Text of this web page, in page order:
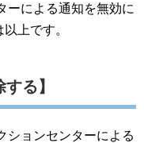
ーによる通知を無効に
上です。
る】
ションセンターによる